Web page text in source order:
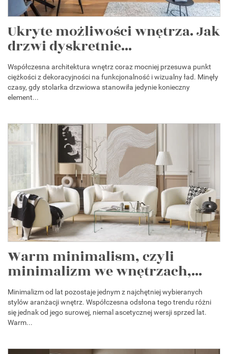
Ukryte możliwości wnętrza. Jak
drzwi dyskretnie...
Współczesna architektura wnętrz coraz mocniej przesuwa punkt
ciężkości z dekoracyjności na funkcjonalność i wizualny ład. Minęły
czasy, gdy stolarka drzwiowa stanowiła jedynie konieczny
element...
Warm minimalism, czyli
minimalizm we wnętrzach,...
Minimalizm od lat pozostaje jednym z najchętniej wybieranych
stylów aranżacji wnętrz. Współczesna odsłona tego trendu różni
się jednak od jego surowej, niemal ascetycznej wersji sprzed lat.
Warm...